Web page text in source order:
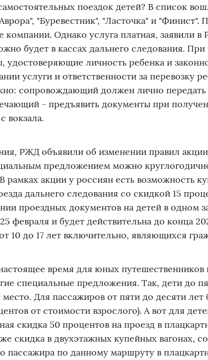
поездок детей? В список
"Буревестник", "Ласточка" и
компании. Однако услуга платная, заявили
будет в кассах дальнего следования.
удостоверяющие личность ребенка и
услуги и ответственности за перевозку
сопровождающий должен лично передать
- предъявить документы при
вокзала.
РЖД объявили об изменении правил
предложением можно
рамках акции у россиян есть возможность
дальнего следования со скидкой 15
проездных документов на детей в одном
февраля и будет действительна до конца
10 до 17 лет включительно, являющихся
время для юных путешественников
специальные предложения. Так, дети до
Для пассажиров от пяти до десяти
от стоимости взрослого). А вот для
скидка 50 процентов на проезд в
скидка в двухэтажных купейных вагонах,
пассажира по данному маршруту в